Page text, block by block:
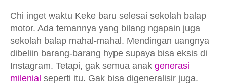
Chi inget waktu Keke baru selesai sekolah balap
motor. Ada temannya yang bilang ngapain juga
sekolah balap mahal-mahal. Mendingan uangnya
dibeliin barang-barang hype supaya bisa eksis di
Instagram. Tetapi, gak semua anak generasi
milenial seperti itu. Gak bisa digeneralisir juga.